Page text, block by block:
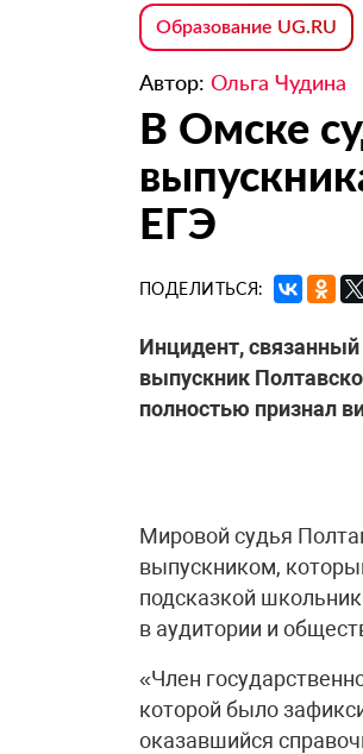
Образование UG.RU
Автор: Ольга Чудина
В Омске
ЕГЭ
ПОДЕЛИТЬСЯ:
Инцидент,
выпускник
полностью признал
Мировой судья
выпускником,
подсказкой
в аудитории и
«Член
которой было
оказавшийся